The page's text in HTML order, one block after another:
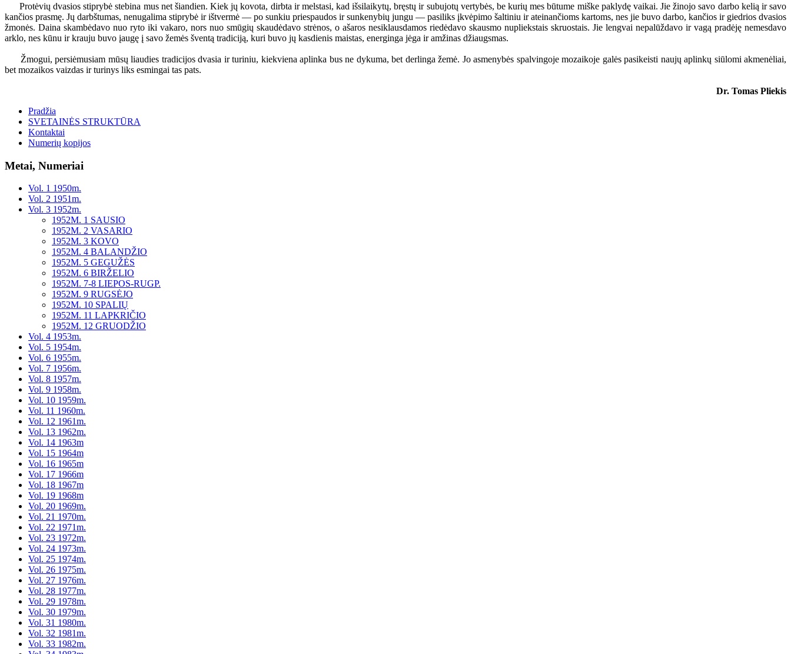
Protėvių dvasios stiprybė stebina mus net šiandien. Kiek jų kovota, dirbta ir melstasi, kad išsilaikytų, bręstų ir subujotų vertybės, be kurių mes būtume miške paklydę vaikai. Jie žinojo savo darbo kelią ir savo
kančios prasmę. Jų darbštumas, nenugalima stiprybė ir ištvermė — po sunkiu priespaudos ir sunkenybių jungu — pasiliks įkvėpimo šaltiniu ir ateinančioms kartoms, nes jie buvo darbo, kančios ir giedrios dvasios
žmonės. Daina skambėdavo nuo ryto iki vakaro, nors nuo smūgių skaudėdavo strėnos, o ašaros nesiklausdamos riedėdavo skausmo nupliekstais skruostais. Jie lengvai nepalūždavo ir vagą pradėję nemesdavo
arklo, nes kūnu ir krauju buvo įaugę į savo žemės šventą tradiciją, kuri buvo jų kasdienis maistas, energinga jėga ir amžinas džiaugsmas.
Žmogui, persiėmusiam mūsų liaudies tradicijos dvasia ir turiniu, kiekviena aplinka bus ne dykuma, bet derlinga žemė. Jo asmenybės spalvingoje mozaikoje galės pasikeisti naujų aplinkų siūlomi akmenėliai,
bet mozaikos vaizdas ir turinys liks esmingai tas pats.
Dr. Tomas Pliekis
Pradžia
SVETAINĖS STRUKTŪRA
Kontaktai
Numerių kopijos
Metai, Numeriai
Vol. 1 1950m.
Vol. 2 1951m.
Vol. 3 1952m.
1952M. 1 SAUSIO
1952M. 2 VASARIO
1952M. 3 KOVO
1952M. 4 BALANDŽIO
1952M. 5 GEGUŽĖS
1952M. 6 BIRŽELIO
1952M. 7-8 LIEPOS-RUGP.
1952M. 9 RUGSĖJO
1952M. 10 SPALIŲ
1952M. 11 LAPKRIČIO
1952M. 12 GRUODŽIO
Vol. 4 1953m.
Vol. 5 1954m.
Vol. 6 1955m.
Vol. 7 1956m.
Vol. 8 1957m.
Vol. 9 1958m.
Vol. 10 1959m.
Vol. 11 1960m.
Vol. 12 1961m.
Vol. 13 1962m.
Vol. 14 1963m
Vol. 15 1964m
Vol. 16 1965m
Vol. 17 1966m
Vol. 18 1967m
Vol. 19 1968m
Vol. 20 1969m.
Vol. 21 1970m.
Vol. 22 1971m.
Vol. 23 1972m.
Vol. 24 1973m.
Vol. 25 1974m.
Vol. 26 1975m.
Vol. 27 1976m.
Vol. 28 1977m.
Vol. 29 1978m.
Vol. 30 1979m.
Vol. 31 1980m.
Vol. 32 1981m.
Vol. 33 1982m.